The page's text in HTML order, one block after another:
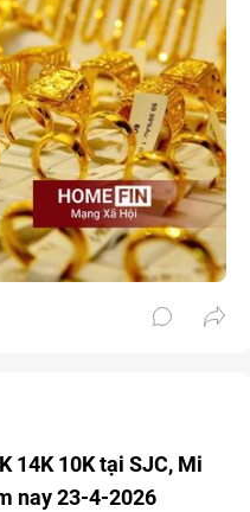
14K 10K tại SJC, Mi
nay 23-4-2026